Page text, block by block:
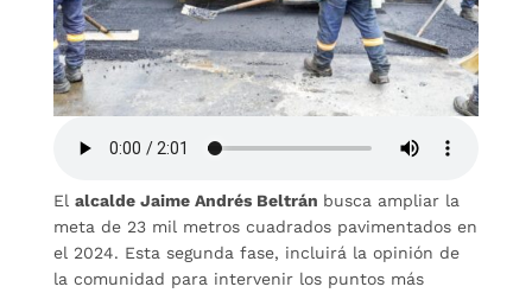
El alcalde Jaime Andrés Beltrán busca ampliar la
meta de 23 mil metros cuadrados pavimentados en
el 2024. Esta segunda fase, incluirá la opinión de
la comunidad para intervenir los puntos más